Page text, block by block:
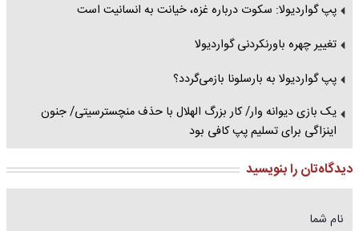
پپ گواردیولا: سکوت درباره غزه، خیانت به انسانیت است
تغییر چهره باورنکردنی گواردیولا
پپ گواردیولا به بارسلونا بازمی‌گردد؟
یک بازی دیوانه وار/ کار بزرگ الهلال با حذف منچسترسیتی/ جنون
اینزاگی برای تسلیم پپ کافی بود
دیدگاه‌تان را بنویسید
نام شما